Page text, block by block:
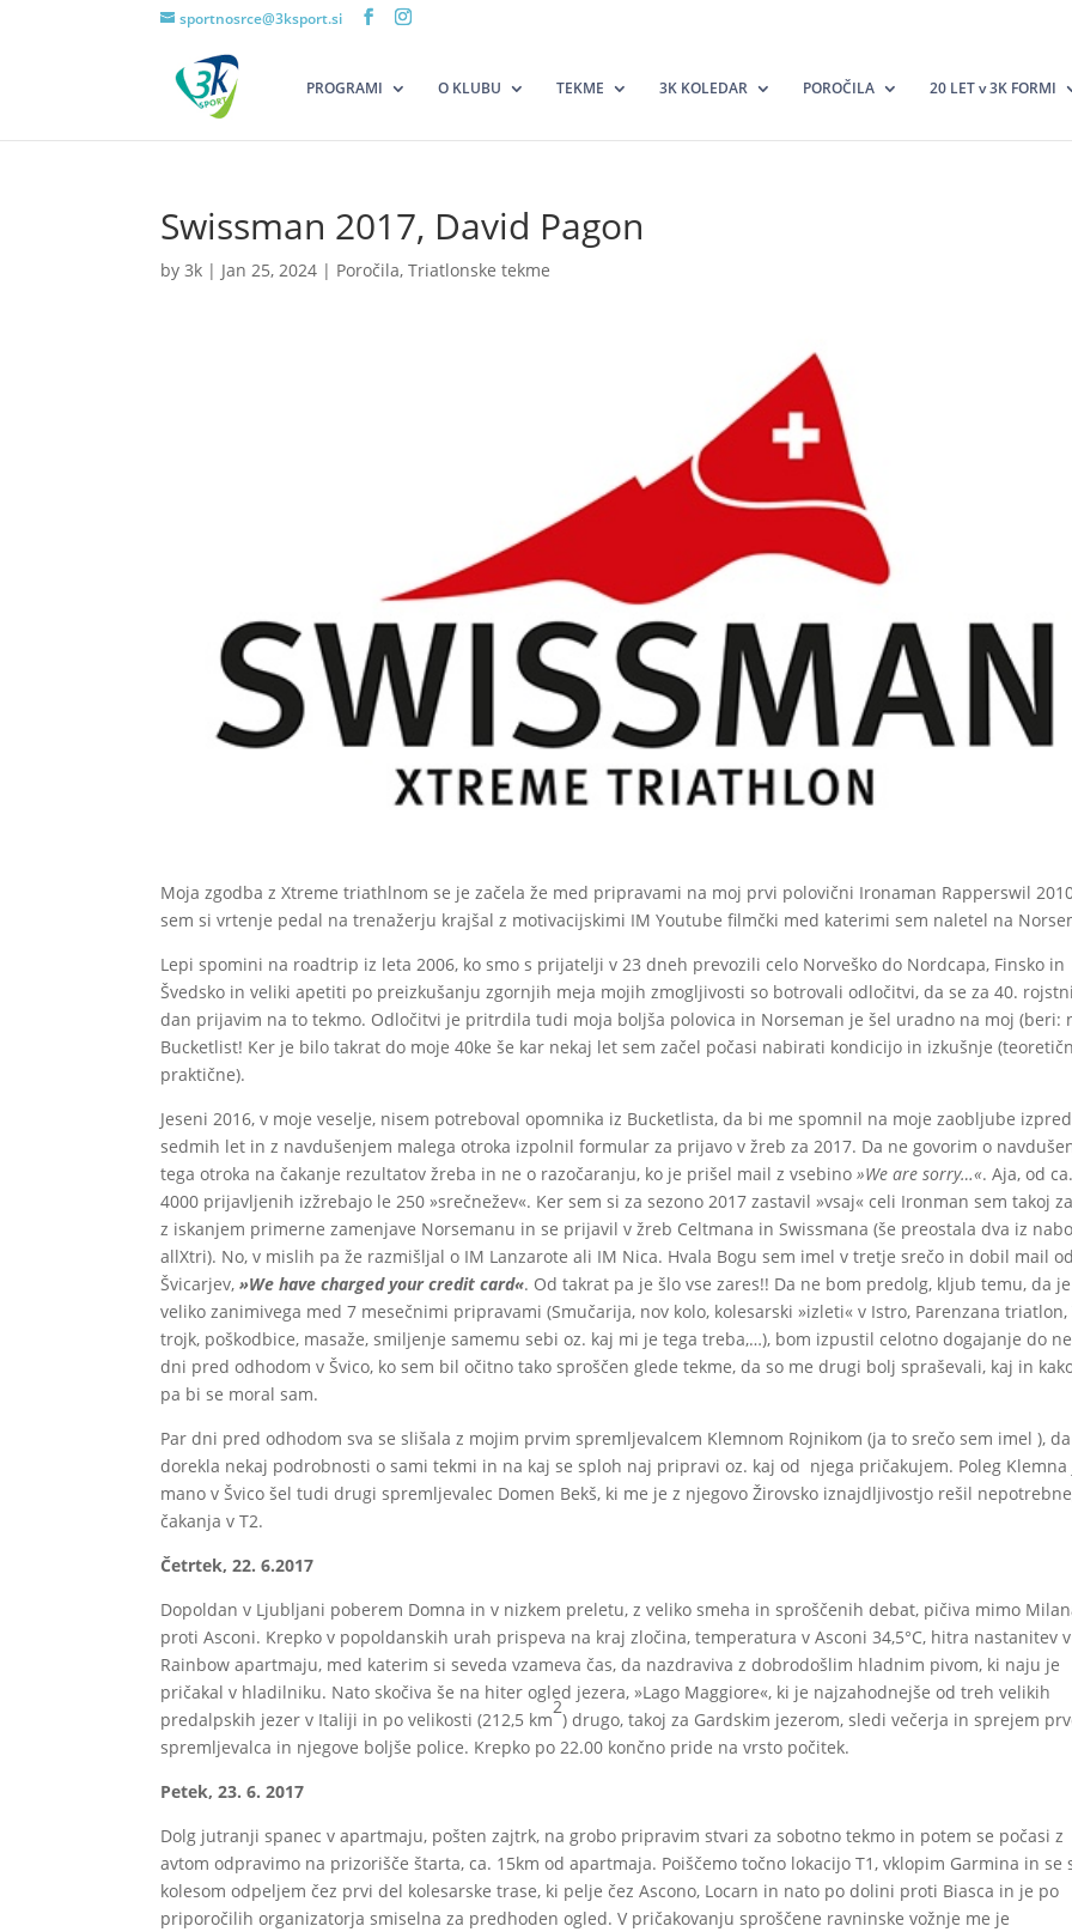
sportnosrce@3ksport.si
PROGRAMI O KLUBU TEKME 3K KOLEDAR POROČILA 20 LET v 3K FORMI
Swissman 2017, David Pagon
by3k | Jan 25, 2024 | Poročila,Triatlonske tekme
Moja zgodba z Xtreme triathlnom se je začela že med pripravami na moj prvi polovični Ironaman Rapperswil
sem si vrtenje pedal na trenažerju krajšal z motivacijskimi IM Youtube filmčki med katerimi sem naletel na
Lepi spomini na roadtrip iz leta 2006, ko smo s prijatelji v 23 dneh prevozili celo Norveško do Nordcapa, Finsko in
Švedsko in veliki apetiti po preizkušanju zgornjih meja mojih zmogljivosti so botrovali odločitvi, da se za 40. rojstni
dan prijavim na to tekmo. Odločitvi je pritrdila tudi moja boljša polovica in Norseman je šel uradno na moj (beri:
Bucketlist! Ker je bilo takrat do moje 40ke še kar nekaj let sem začel počasi nabirati kondicijo in izkušnje
praktične).
Jeseni 2016, v moje veselje, nisem potreboval opomnika iz Bucketlista, da bi me spomnil na moje zaobljube izpred
sedmih let in z navdušenjem malega otroka izpolnil formular za prijavo v žreb za 2017. Da ne govorim o
tega otroka na čakanje rezultatov žreba in ne o razočaranju, ko je prišel mail z vsebino»We are sorry…«. Aja, od ca.
4000 prijavljenih izžrebajo le 250 »srečnežev«. Ker sem si za sezono 2017 zastavil »vsaj« celi Ironman sem takoj
z iskanjem primerne zamenjave Norsemanu in se prijavil v žreb Celtmana in Swissmana (še preostala dva iz
allXtri). No, v mislih pa že razmišljal o IM Lanzarote ali IM Nica. Hvala Bogu sem imel v tretje srečo in dobil mail od
Švicarjev,»We have charged your credit card«. Od takrat pa je šlo vse zares!! Da ne bom predolg, kljub temu, da
veliko zanimivega med 7 mesečnimi pripravami (Smučarija, nov kolo, kolesarski »izleti« v Istro, Parenzana triatlon,
trojk, poškodbice, masaže, smiljenje samemu sebi oz. kaj mi je tega treba,…), bom izpustil celotno dogajanje do
dni pred odhodom v Švico, ko sem bil očitno tako sproščen glede tekme, da so me drugi bolj spraševali, kaj in
pa bi se moral sam.
Par dni pred odhodom sva se slišala z mojim prvim spremljevalcem Klemnom Rojnikom (ja to srečo sem imel),
dorekla nekaj podrobnosti o sami tekmi in na kaj se sploh naj pripravi oz. kaj od njega pričakujem. Poleg Klemna
mano v Švico šel tudi drugi spremljevalec Domen Bekš, ki me je z njegovo Žirovsko iznajdljivostjo rešil
čakanja v T2.
Četrtek, 22. 6.2017
Dopoldan v Ljubljani poberem Domna in v nizkem preletu, z veliko smeha in sproščenih debat, pičiva mimo
proti Asconi. Krepko v popoldanskih urah prispeva na kraj zločina, temperatura v Asconi 34,5°C, hitra nastanitev v
Rainbow apartmaju, med katerim si seveda vzameva čas, da nazdraviva z dobrodošlim hladnim pivom, ki naju je
pričakal v hladilniku. Nato skočiva še na hiter ogled jezera, »Lago Maggiore«, ki je najzahodnejše od treh velikih
predalpskih jezer v Italiji in po velikosti (212,5 km
2
) drugo, takoj za Gardskim jezerom, sledi večerja in sprejem
spremljevalca in njegove boljše police. Krepko po 22.00 končno pride na vrsto počitek.
Petek, 23. 6. 2017
Dolg jutranji spanec v apartmaju, pošten zajtrk, na grobo pripravim stvari za sobotno tekmo in potem se počasi z
avtom odpravimo na prizorišče štarta, ca. 15km od apartmaja. Poiščemo točno lokacijo T1, vklopim Garmina in se
kolesom odpeljem čez prvi del kolesarske trase, ki pelje čez Ascono, Locarn in nato po dolini proti Biasca in je po
priporočilih organizatorja smiselna za predhoden ogled. V pričakovanju sproščene ravninske vožnje me je